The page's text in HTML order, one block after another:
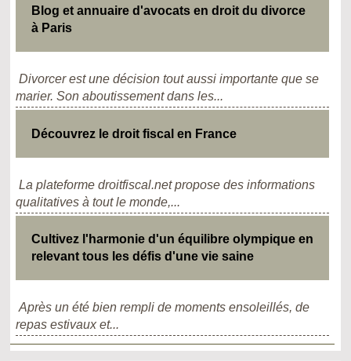
Blog et annuaire d'avocats en droit du divorce
à Paris
Divorcer est une décision tout aussi importante que se
marier. Son aboutissement dans les...
Découvrez le droit fiscal en France
La plateforme droitfiscal.net propose des informations
qualitatives à tout le monde,...
Cultivez l'harmonie d'un équilibre olympique en
relevant tous les défis d'une vie saine
Après un été bien rempli de moments ensoleillés, de
repas estivaux et...